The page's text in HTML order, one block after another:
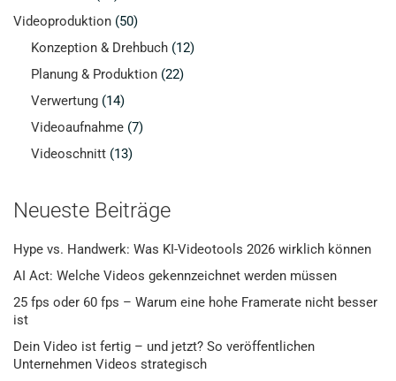
Videoproduktion (50)
Konzeption & Drehbuch (12)
Planung & Produktion (22)
Verwertung (14)
Videoaufnahme (7)
Videoschnitt (13)
Neueste Beiträge
Hype vs. Handwerk: Was KI-Videotools 2026 wirklich können
AI Act: Welche Videos gekennzeichnet werden müssen
25 fps oder 60 fps – Warum eine hohe Framerate nicht besser
ist
Dein Video ist fertig – und jetzt? So veröffentlichen
Unternehmen Videos strategisch